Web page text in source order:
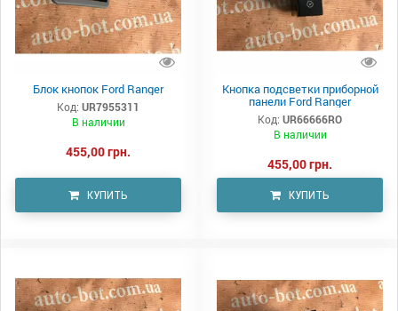
Блок кнопок Ford Ranger
Код: UR7955311
В наличии
455,00 грн.
КУПИТЬ
Кнопка подсветки приборной
панели Ford Ranger
Код: UR66666RO
В наличии
455,00 грн.
КУПИТЬ